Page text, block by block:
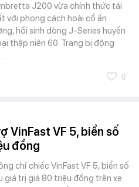
J200 vừa chính thức tái
với phong cách hoài cổ ấn
hồi sinh dòng J-Series huyền
thập niên 60. Trang bị động
0
VinFast VF 5, biển số
đồng
chỉ chiếc VinFast VF 5, biển số
giá trị giá 80 triệu đồng trên xe